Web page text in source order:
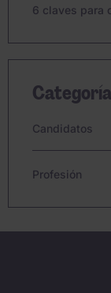
6 claves para
Candidatos
Profesión